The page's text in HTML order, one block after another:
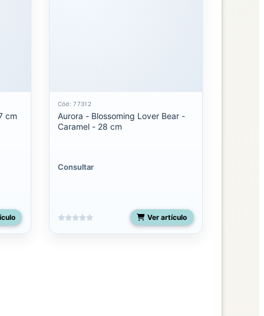
cm
Cód: 77312
Aurora - Blossoming Lover Bear -
Caramel - 28 cm
Consultar
Ver artículo